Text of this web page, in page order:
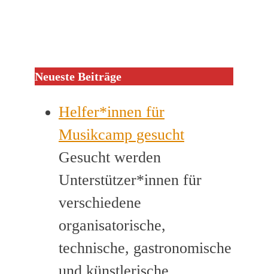
Neueste Beiträge
Helfer*innen für
Musikcamp gesucht
Gesucht werden
Unterstützer*innen für
verschiedene
organisatorische,
technische, gastronomische